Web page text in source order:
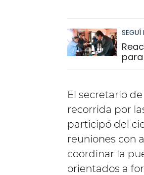
SEGUÍ
El secretario
recorrida por
participó del
reuniones con
coordinar la
orientados a